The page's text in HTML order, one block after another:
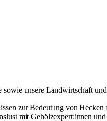
unsere Landwirtschaft
zur Bedeutung von Hecken
mit Gehölzexpert:innen